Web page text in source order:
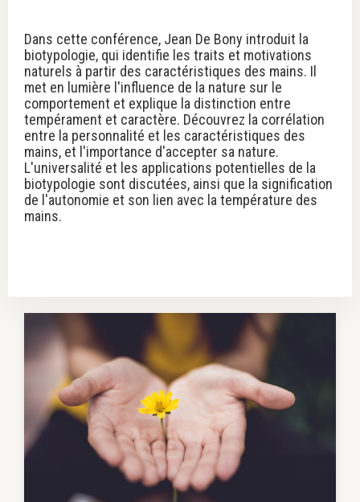
Dans cette conférence, Jean De Bony introduit la
biotypologie, qui identifie les traits et motivations
naturels à partir des caractéristiques des mains. Il
met en lumière l'influence de la nature sur le
comportement et explique la distinction entre
tempérament et caractère. Découvrez la corrélation
entre la personnalité et les caractéristiques des
mains, et l'importance d'accepter sa nature.
L'universalité et les applications potentielles de la
biotypologie sont discutées, ainsi que la signification
de l'autonomie et son lien avec la température des
mains.